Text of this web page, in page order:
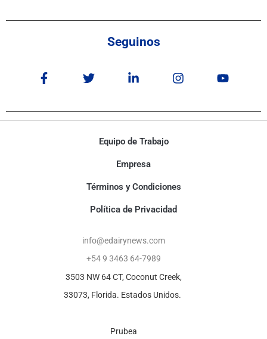
Seguinos
Equipo de Trabajo
Empresa
Términos y Condiciones
Política de Privacidad
info@edairynews.com
+54 9 3463 64-7989
3503 NW 64 CT, Coconut Creek,
33073, Florida. Estados Unidos.
Prubea